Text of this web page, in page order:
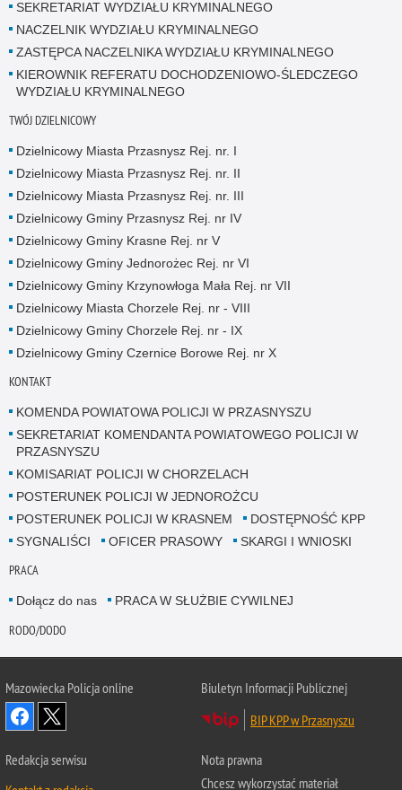
SEKRETARIAT WYDZIAŁU KRYMINALNEGO
NACZELNIK WYDZIAŁU KRYMINALNEGO
ZASTĘPCA NACZELNIKA WYDZIAŁU KRYMINALNEGO
KIEROWNIK REFERATU DOCHODZENIOWO-ŚLEDCZEGO
WYDZIAŁU KRYMINALNEGO
TWÓJ DZIELNICOWY
Dzielnicowy Miasta Przasnysz Rej. nr. I
Dzielnicowy Miasta Przasnysz Rej. nr. II
Dzielnicowy Miasta Przasnysz Rej. nr. III
Dzielnicowy Gminy Przasnysz Rej. nr IV
Dzielnicowy Gminy Krasne Rej. nr V
Dzielnicowy Gminy Jednorożec Rej. nr VI
Dzielnicowy Gminy Krzynowłoga Mała Rej. nr VII
Dzielnicowy Miasta Chorzele Rej. nr - VIII
Dzielnicowy Gminy Chorzele Rej. nr - IX
Dzielnicowy Gminy Czernice Borowe Rej. nr X
KONTAKT
KOMENDA POWIATOWA POLICJI W PRZASNYSZU
SEKRETARIAT KOMENDANTA POWIATOWEGO POLICJI W
PRZASNYSZU
KOMISARIAT POLICJI W CHORZELACH
POSTERUNEK POLICJI W JEDNOROŻCU
POSTERUNEK POLICJI W KRASNEM
DOSTĘPNOŚĆ KPP
SYGNALIŚCI
OFICER PRASOWY SKARGI I WNIOSKI
PRACA
Dołącz do nas PRACA W SŁUŻBIE CYWILNEJ
RODO/DODO
Mazowiecka Policja online
Biuletyn Informacji Publicznej
BIP KPP w Przasnyszu
Redakcja serwisu
Nota prawna
Chcesz wykorzystać materiał